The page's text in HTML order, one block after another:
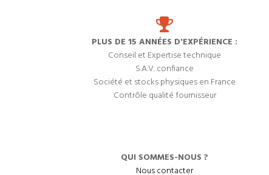
PLUS DE 15 ANNÉES D'EXPÉRIENCE :
Conseil et Expertise technique
S.A.V. confiance
Société et stocks physiques en France
Contrôle qualité fournisseur
QUI SOMMES-NOUS ?
Nous contacter